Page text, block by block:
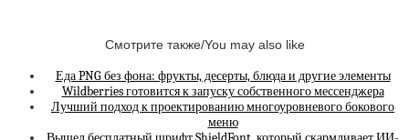
Смотрите также/You may also like
Еда PNG без фона: фрукты, десерты, блюда и другие элементы
Wildberries готовится к запуску собственного мессенджера
Лучший подход к проектированию многоуровневого бокового
меню